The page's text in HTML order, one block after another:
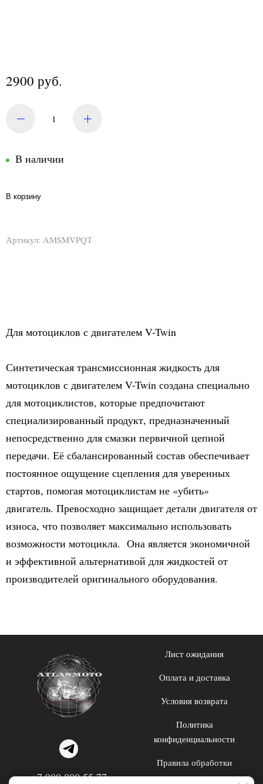
2900 руб.
В наличии
В корзину
Артикул: AMSMVPQT
Для мотоциклов с двигателем V-Twin
Синтетическая трансмиссионная жидкость для
мотоциклов с двигателем V-Twin создана специально
для мотоциклистов, которые предпочитают
специализированный продукт, предназначенный
непосредственно для смазки первичной цепной
передачи. Её сбалансированный состав обеспечивает
постоянное ощущение сцепления для уверенных
стартов, помогая мотоциклистам не «убить»
двигатель. Превосходно защищает детали двигателя от
износа, что позволяет максимально использовать
возможности мотоцикла. Она является экономичной
и эффективной альтернативой для жидкостей от
производителей оригинального оборудования.
+7 980 800 55 77
Лист ожидания
Оплата и доставка
Условия возврата
Политика
конфиденциальности
Правила обработки
персональных данных